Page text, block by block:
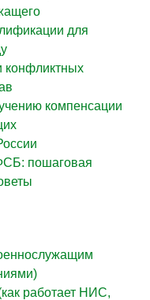
для
конфликтных
компенсации
пошаговая
работает НИС,